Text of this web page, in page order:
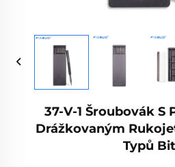
37-V-1 Šroubovák
Drážkovaným
Typů